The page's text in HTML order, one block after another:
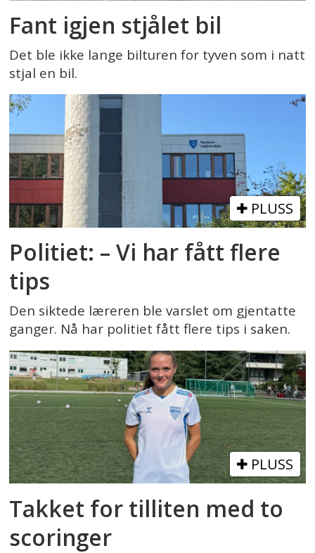
Fant igjen stjålet bil
Det ble ikke lange bilturen for tyven som i natt
stjal en bil.
PLUSS
Politiet: – Vi har fått flere
tips
Den siktede læreren ble varslet om gjentatte
ganger. Nå har politiet fått flere tips i saken.
PLUSS
Takket for tilliten med to
scoringer